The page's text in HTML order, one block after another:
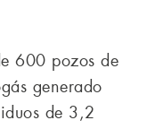
600 pozos de
generado
de 3,2